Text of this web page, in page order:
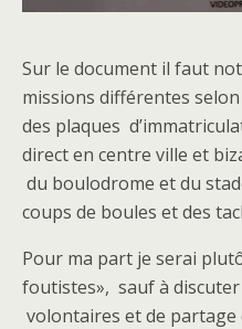
Sur le document il faut
missions différentes
des plaques
direct en centre ville et
du boulodrome et du
coups de boules et des
Pour ma part je serai
foutistes», sauf à
volontaires et de partage